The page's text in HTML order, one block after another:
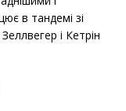
в тандемі зі
і Кетрін